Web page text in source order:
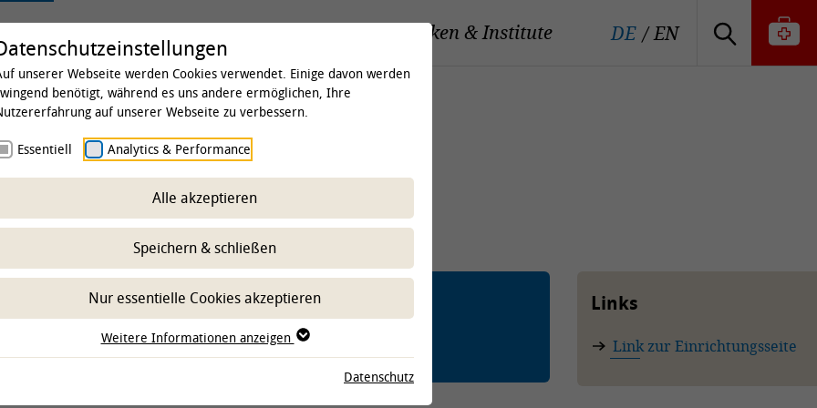
Kliniken & Institute DE EN
„Deutsches
Institut für Tierhygiene,
Nutztierethologie
Links
Link zur Einrichtungsseite
unserer Webseite werden Cookies verwendet. Einige davon werden
benötigt, während es uns andere ermöglichen, Ihre
auf unserer Webseite zu verbessern.
Essentiell Analytics & Performance
Alle akzeptieren
Speichern & schließen
Nur essentielle Cookies akzeptieren
Weitere Informationen anzeigen
Datenschutz